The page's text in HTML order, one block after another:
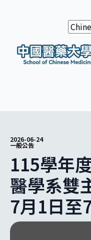
2026-06-24
一般公告
115學年
醫學系雙
7月1日至